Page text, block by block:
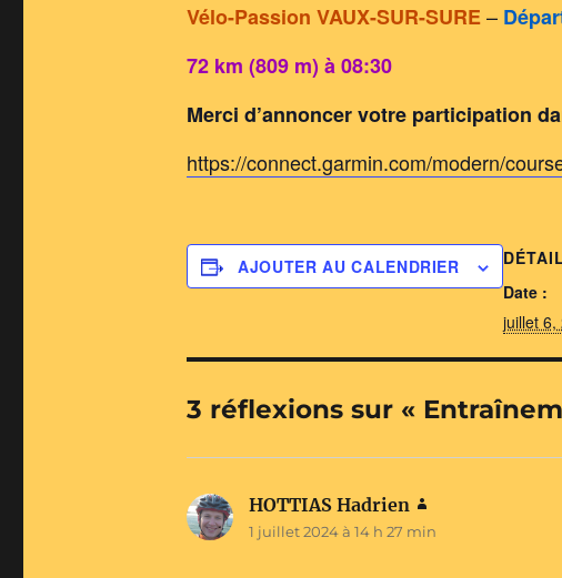
Vélo-Passion VAUX-SUR-SURE–
72 km (809 m) à 08:30
Merci d’annoncer votre participation
https://connect.garmin.com/modern/
AJOUTER AU CALENDRIER
Date :
juillet 6,
3 réflexions sur «
HOTTIAS Hadrien
1 juillet 2024 à 14 h 27 min